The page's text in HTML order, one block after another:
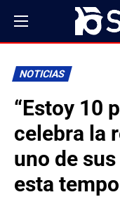
NOTICIAS
“Estoy 10
celebra la
uno de
esta